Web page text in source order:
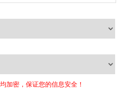
加密，保证您的信息安全！